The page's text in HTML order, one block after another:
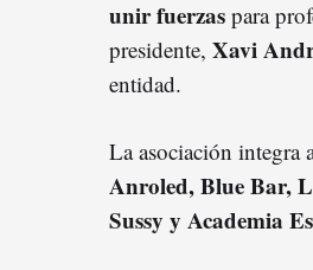
unir fuerzas para
presidente, Xavi
entidad.
La asociación integra
Anroled, Blue Bar,
Sussy y Academia